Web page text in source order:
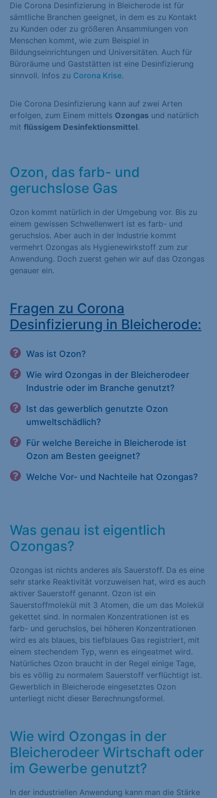
Die Corona Desinfizierung in Bleicherode ist für
sämtliche Branchen geeignet, in dem es zu Kontakt
zu Kunden oder zu größeren Ansammlungen von
Menschen kommt, wie zum Beispiel in
Bildungseinrichtungen und Universitäten. Auch für
Büroräume und Gaststätten ist eine Desinfizierung
sinnvoll. Infos zu Corona Krise.
Die Corona Desinfizierung kann auf zwei Arten
erfolgen, zum Einem mittels Ozongas und natürlich
mit flüssigem Desinfektionsmittel.
Ozon, das farb- und
geruchslose Gas
Ozon kommt natürlich in der Umgebung vor. Bis zu
einem gewissen Schwellenwert ist es farb- und
geruchslos. Aber auch in der Industrie kommt
vermehrt Ozongas als Hygienewirkstoff zum zur
Anwendung. Doch zuerst gehen wir auf das Ozongas
genauer ein.
Fragen zu Corona
Desinfizierung in Bleicherode:
Was ist Ozon?
Wie wird Ozongas in der Bleicherodeer
Industrie oder im Branche genutzt?
Ist das gewerblich genutzte Ozon
umweltschädlich?
Für welche Bereiche in Bleicherode ist
Ozon am Besten geeignet?
Welche Vor- und Nachteile hat Ozongas?
Was genau ist eigentlich
Ozongas?
Ozongas ist nichts anderes als Sauerstoff. Da es eine
sehr starke Reaktivität vorzuweisen hat, wird es auch
aktiver Sauerstoff genannt. Ozon ist ein
Sauerstoffmolekül mit 3 Atomen, die um das Molekül
gekettet sind. In normalen Konzentrationen ist es
farb- und geruchslos, bei höheren Konzentrationen
wird es als blaues, bis tiefblaues Gas registriert, mit
einem stechendem Typ, wenn es eingeatmet wird.
Natürliches Ozon braucht in der Regel einige Tage,
bis es völlig zu normalem Sauerstoff verflüchtigt ist.
Gewerblich in Bleicherode eingesetztes Ozon
unterliegt nicht dieser Berechnungsformel.
Wie wird Ozongas in der
Bleicherodeer Wirtschaft oder
im Gewerbe genutzt?
In der industriellen Anwendung kann man die Stärke